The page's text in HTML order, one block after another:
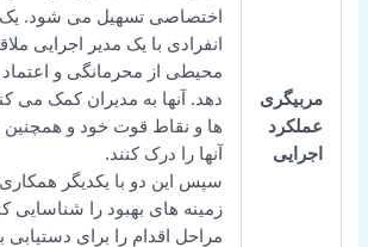
مربیگری
عملکرد
اجرایی
اختصاصی تسهیل می شود.
انفرادی با یک مدیر اجرایی
محیطی از محرمانگی و
دهد. آنها به مدیران کمک می
ها و نقاط قوت خود و همچنین
آنها را درک کنند.
سپس این دو با یکدیگر
زمینه های بهبود را شناسایی
مراحل اقدام را برای دستیابی